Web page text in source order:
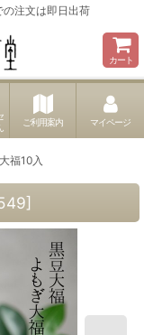
注文は即日出荷
カート
ご利用案内 マイページ
福10入
]